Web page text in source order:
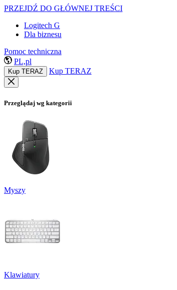
PRZEJDŹ DO GŁÓWNEJ TREŚCI
Logitech G
Dla biznesu
Pomoc techniczna
PL,pl
Kup TERAZ Kup TERAZ
Przeglądaj wg kategorii
Myszy
Klawiatury